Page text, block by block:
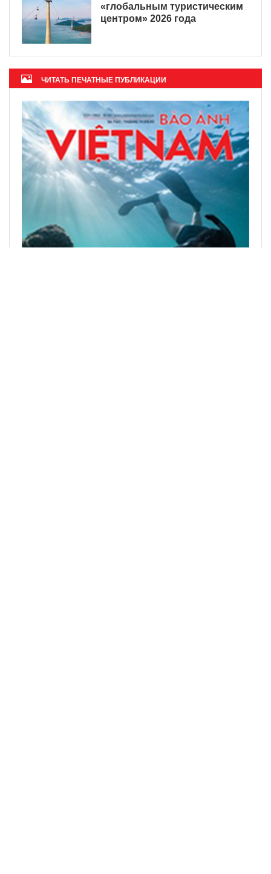
«глобальным туристическим
центром» 2026 года
ЧИТАТЬ ПЕЧАТНЫЕ ПУБЛИКАЦИИ